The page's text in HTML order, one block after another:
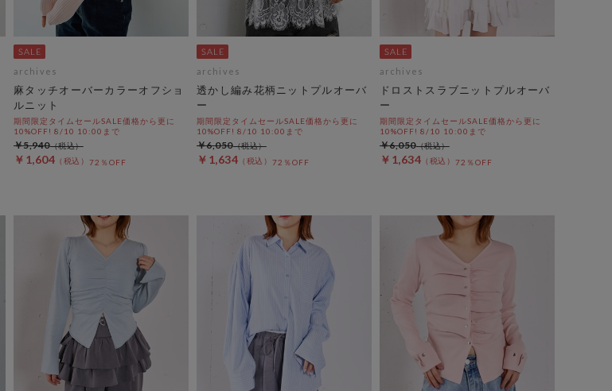
archives
麻タッチオーバーカラーオフショ
ルニット
期間限定タイムセールSALE価格から更に
10%OFF! 8/10 10:00まで
￥1,604 72％OFF
￥5,940
archives
透かし編み花柄ニットプルオーバ
ー
期間限定タイムセールSALE価格から更に
10%OFF! 8/10 10:00まで
￥1,634 72％OFF
￥6,050
archives
ドロストスラブニットプルオーバ
ー
期間限定タイムセールSALE価格から更に
10%OFF! 8/10 10:00まで
￥1,634 72％OFF
￥6,050